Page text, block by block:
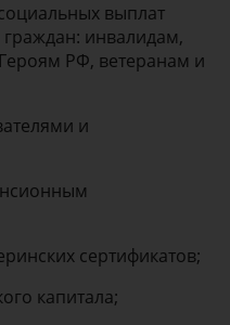
выплат
инвалидам,
РФ, ветеранам и
и
сертификатов;
капитала;